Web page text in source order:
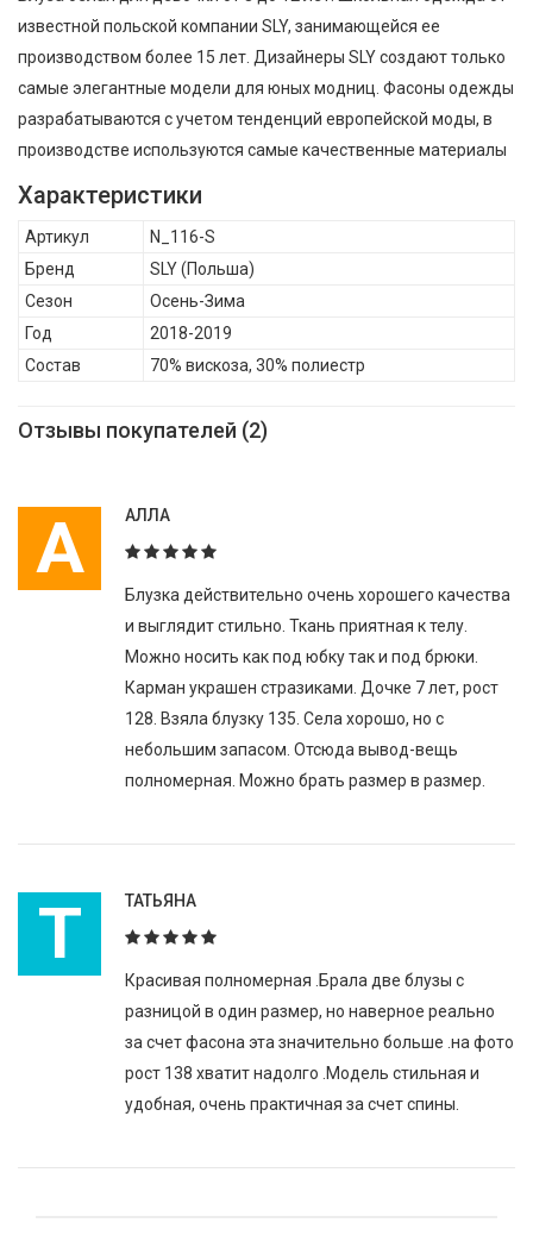
известной польской компании SLY, занимающейся ее
производством более 15 лет. Дизайнеры SLY создают только
самые элегантные модели для юных модниц. Фасоны одежды
разрабатываются с учетом тенденций европейской моды, в
производстве используются самые качественные материалы
Состав: 70% вискоза, 30% полиестр
Характеристики
Артикул
N_116-S
Бренд
SLY(Польша)
Сезон
Осень-Зима
Год
2018-2019
Состав
70% вискоза, 30% полиестр
Отзывы покупателей (2)
А АЛЛА
Блузка действительно очень хорошего качества
и выглядит стильно. Ткань приятная к телу.
Можно носить как под юбку так и под брюки.
Карман украшен стразиками. Дочке 7 лет, рост
128. Взяла блузку 135. Села хорошо, но с
небольшим запасом. Отсюда вывод-вещь
полномерная. Можно брать размер в размер.
Т ТАТЬЯНА
Красивая полномерная .Брала две блузы с
разницой в один размер, но наверное реально
за счет фасона эта значительно больше .на фото
рост 138 хватит надолго .Модель стильная и
удобная, очень практичная за счет спины.